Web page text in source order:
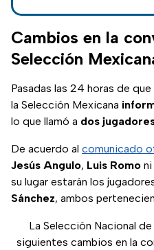
Cambios en la
Selección
Pasadas las 24 horas de
la Selección Mexicana
lo que llamó a dos
De acuerdo al comunicado
Jesús Angulo, Luis Romo ni
su lugar estarán los
Sánchez, ambos
La Selección Nacional
siguientes cambios en la